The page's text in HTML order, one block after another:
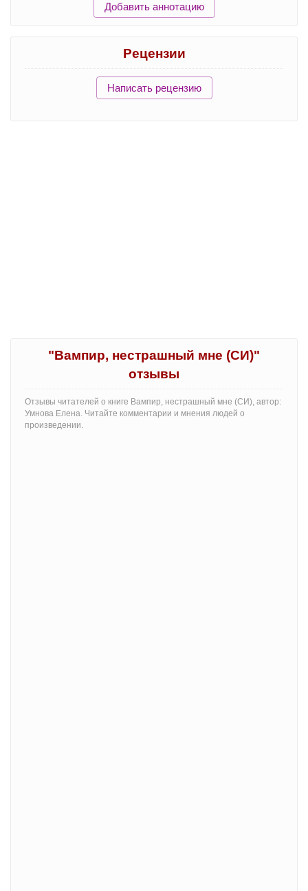
Добавить аннотацию
Рецензии
Написать рецензию
"Вампир, нестрашный мне (СИ)"
отзывы
Отзывы читателей о книге Вампир, нестрашный мне (СИ), автор:
Умнова Елена. Читайте комментарии и мнения людей о
произведении.